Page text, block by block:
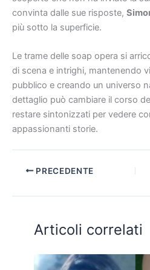
convinta dalle sue risposte,
più sotto la superficie.
Le trame delle soap opera si
di scena e intrighi, mantenendo
pubblico e creando un universo
dettaglio può cambiare il corso
restare sintonizzati per vedere
appassionanti storie.
PRECEDENTE
Articoli correlati